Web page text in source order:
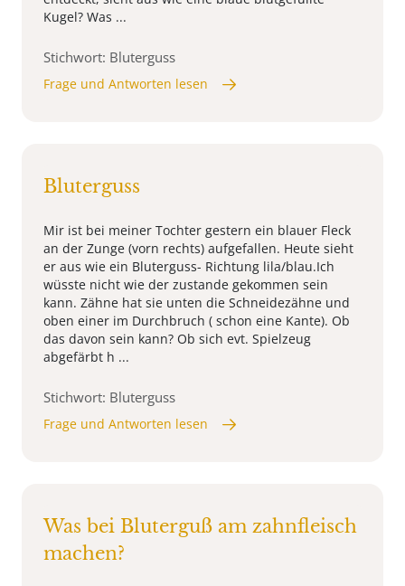
Kugel? Was ...
Stichwort: Bluterguss
Frage und Antworten lesen
Bluterguss
Mir ist bei meiner Tochter gestern ein blauer Fleck
an der Zunge (vorn rechts) aufgefallen. Heute sieht
er aus wie ein Bluterguss- Richtung lila/blau.Ich
wüsste nicht wie der zustande gekommen sein
kann. Zähne hat sie unten die Schneidezähne und
oben einer im Durchbruch ( schon eine Kante). Ob
das davon sein kann? Ob sich evt. Spielzeug
abgefärbt h ...
Stichwort: Bluterguss
Frage und Antworten lesen
Was bei Bluterguß am zahnfleisch
machen?